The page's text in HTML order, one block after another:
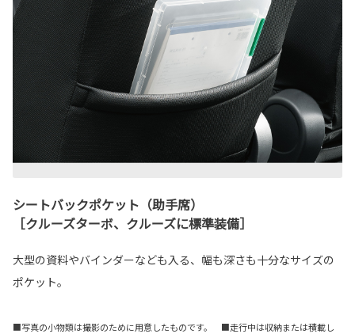
シートバックポケット（助手席）
［クルーズターボ、クルーズに標準装備］
大型の資料やバインダーなども入る、幅も深さも十分なサイズの
ポケット。
■写真の小物類は撮影のために用意したものです。 ■走行中は収納または積載し